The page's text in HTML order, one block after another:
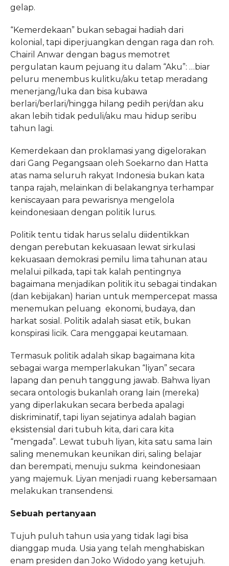
gelap.
“Kemerdekaan” bukan sebagai hadiah dari
kolonial, tapi diperjuangkan dengan raga dan roh.
Chairil Anwar dengan bagus memotret
pergulatan kaum pejuang itu dalam “Aku”: …biar
peluru menembus kulitku/aku tetap meradang
menerjang/luka dan bisa kubawa
berlari/berlari/hingga hilang pedih peri/dan aku
akan lebih tidak peduli/aku mau hidup seribu
tahun lagi.
Kemerdekaan dan proklamasi yang digelorakan
dari Gang Pegangsaan oleh Soekarno dan Hatta
atas nama seluruh rakyat Indonesia bukan kata
tanpa rajah, melainkan di belakangnya terhampar
keniscayaan para pewarisnya mengelola
keindonesiaan dengan politik lurus.
Politik tentu tidak harus selalu diidentikkan
dengan perebutan kekuasaan lewat sirkulasi
kekuasaan demokrasi pemilu lima tahunan atau
melalui pilkada, tapi tak kalah pentingnya
bagaimana menjadikan politik itu sebagai tindakan
(dan kebijakan) harian untuk mempercepat massa
menemukan peluang ekonomi, budaya, dan
harkat sosial. Politik adalah siasat etik, bukan
konspirasi licik. Cara menggapai keutamaan.
Termasuk politik adalah sikap bagaimana kita
sebagai warga memperlakukan “liyan” secara
lapang dan penuh tanggung jawab. Bahwa liyan
secara ontologis bukanlah orang lain (mereka)
yang diperlakukan secara berbeda apalagi
diskriminatif, tapi liyan sejatinya adalah bagian
eksistensial dari tubuh kita, dari cara kita
“mengada”. Lewat tubuh liyan, kita satu sama lain
saling menemukan keunikan diri, saling belajar
dan berempati, menuju sukma keindonesiaan
yang majemuk. Liyan menjadi ruang kebersamaan
melakukan transendensi.
Sebuah pertanyaan
Tujuh puluh tahun usia yang tidak lagi bisa
dianggap muda. Usia yang telah menghabiskan
enam presiden dan Joko Widodo yang ketujuh.